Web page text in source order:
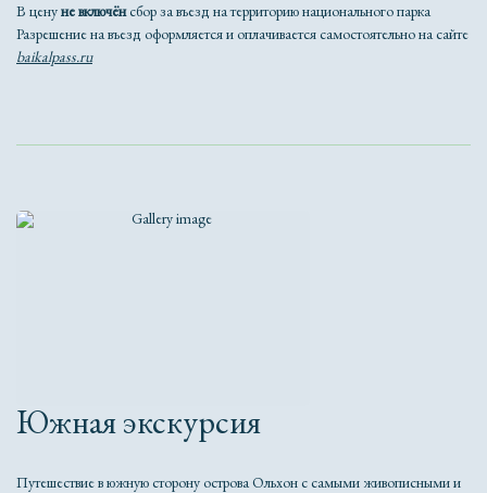
В ценуне включёнсбор за въезд на территорию национального парка
Разрешение на въезд оформляется и оплачивается самостоятельно на сайте
baikalpass.ru
Южная экскурсия
Путешествие в южную сторону острова Ольхон с самыми живописными и